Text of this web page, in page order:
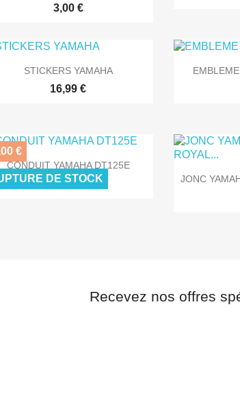
3,00 €
 Aperçu rapide
STICKERS YAMAHA
16,99 €

 Aperçu rapide
CONDUIT YAMAHA DT125E
25,00 € 21,00 €
€
DE STOCK 
JONC
Recevez nos offres